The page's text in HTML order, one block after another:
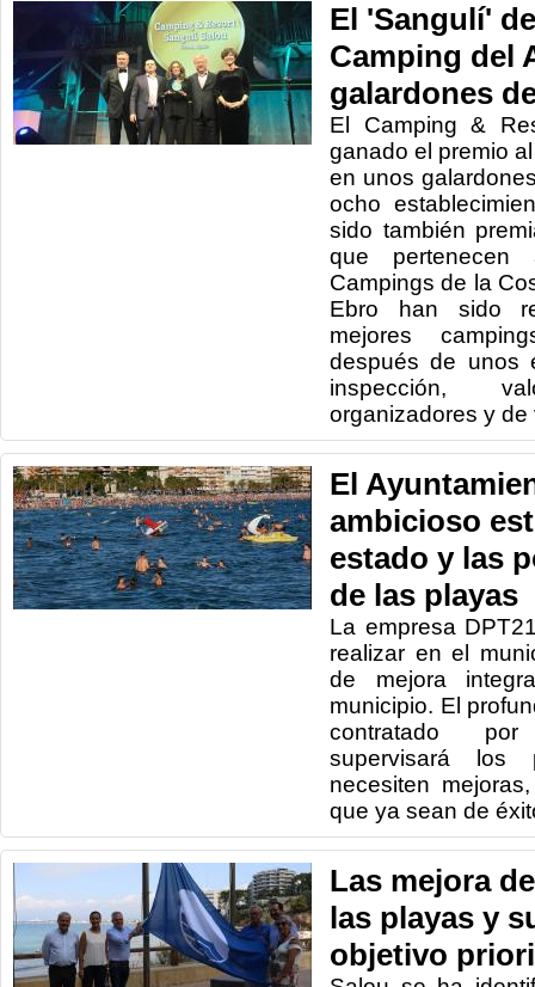
El 'Sangulí'
Camping del
galardones
El Camping &
ganado el premio
en unos
ocho
sido también
que
Campings de la
Ebro han sido
mejores
después de unos
inspección,
organizadores y
El
ambicioso
estado y las
de las playas
La empresa
realizar en el
de mejora
municipio. El
contratado
supervisará los
necesiten
que ya sean de
Las mejora
las playas y
objetivo